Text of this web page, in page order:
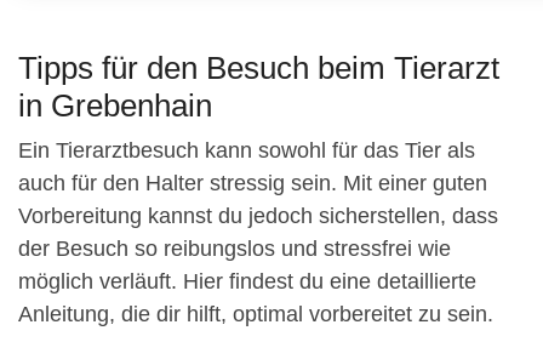
Tipps für den Besuch beim Tierarzt
in Grebenhain
Ein Tierarztbesuch kann sowohl für das Tier als
auch für den Halter stressig sein. Mit einer guten
Vorbereitung kannst du jedoch sicherstellen, dass
der Besuch so reibungslos und stressfrei wie
möglich verläuft. Hier findest du eine detaillierte
Anleitung, die dir hilft, optimal vorbereitet zu sein.